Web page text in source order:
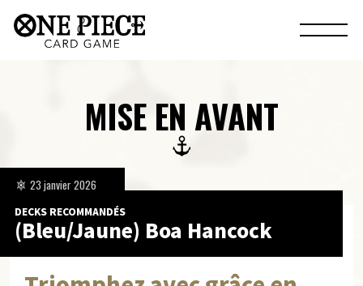
MISE EN AVANT
DECKS RECOMMANDÉS
(Bleu/Jaune) Boa Hancock
23 janvier 2026